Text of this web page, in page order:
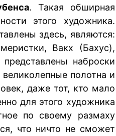
. Такая обширная
этого художника.
здесь, являются:
Вакх (Бахус),
наброски
полотна и
даже тот, кто мало
для этого художника
по своему размаху
что ничто не сможет